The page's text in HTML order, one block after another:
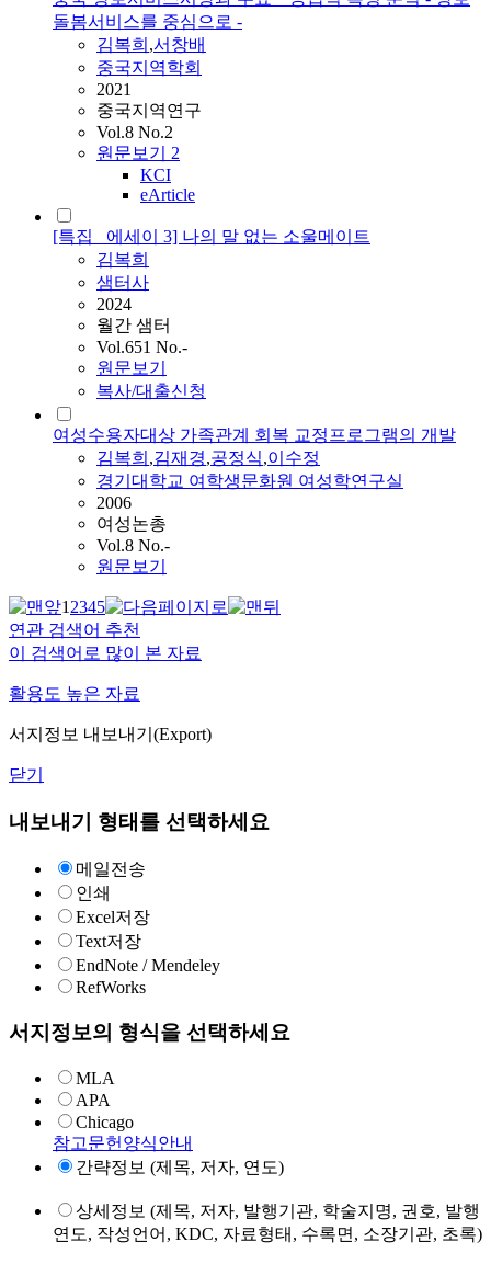
돌봄서비스를 중심으로 -
김복희 ,서창배
중국지역학회
2021
중국지역연구
Vol.8 No.2
원문보기 2
KCI
eArticle
[특집_ 에세이 3] 나의 말 없는 소울메이트
김복희
샘터사
2024
월간 샘터
Vol.651 No.-
원문보기
복사/대출신청
여성수용자대상 가족관계 회복 교정프로그램의 개발
김복희 ,김재경,공정식,이수정
경기대학교 여학생문화원 여성학연구실
2006
여성논총
Vol.8 No.-
원문보기
12345
연관 검색어 추천
이 검색어로 많이 본 자료
활용도 높은 자료
서지정보 내보내기(Export)
닫기
내보내기 형태를 선택하세요
메일전송
인쇄
Excel저장
Text저장
EndNote / Mendeley
RefWorks
서지정보의 형식을 선택하세요
MLA
APA
Chicago
참고문헌양식안내
간략정보 (제목, 저자, 연도)
상세정보 (제목, 저자, 발행기관, 학술지명, 권호, 발행
연도, 작성언어, KDC, 자료형태, 수록면, 소장기관, 초록)